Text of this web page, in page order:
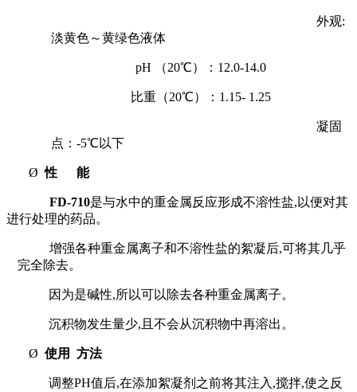
外观:
淡黄色～黄绿色液体
pH （20℃）：12.0-14.0
比重（20℃）： 1.15- 1.25
凝固
点：-5℃以下
Ø性 能
FD-710是与水中的重金属反应形成不溶性盐,以便对其
进行处理的药品。
增强各种重金属离子和不溶性盐的絮凝后,可将其几乎
完全除去。
因为是碱性,所以可以除去各种重金属离子。
沉积物发生量少, 且不会从沉积物中再溶出。
Ø使用 方法
调整PH值后,在添加絮凝剂之前将其注入,搅拌,使之反